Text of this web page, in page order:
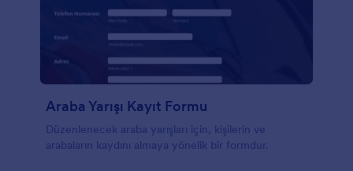
Araba Yarışı Kayıt Formu
Düzenlenecek araba yarışları için, kişilerin ve
arabaların kaydını almaya yönelik bir formdur.